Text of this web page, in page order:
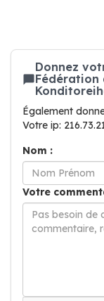
Donnez
Fédération
Également
Votre ip:
Nom :
Votre